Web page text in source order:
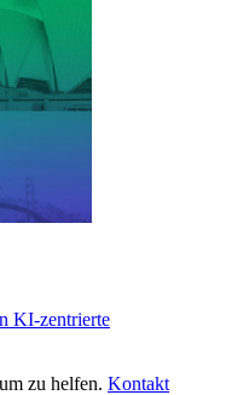
KI-zentrierte
zu helfen. Kontakt